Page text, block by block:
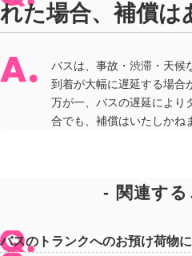
れた場合、補償は
バスは、事故・渋滞・天候
到着が大幅に遅延する場合
万が一、バスの遅延により
合でも、補償はいたしかね
関連する
バスのトランクへのお預け荷物